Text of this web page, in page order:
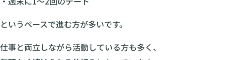
というペースで進む方が多いです。
仕事と両立しながら活動している方も多く、